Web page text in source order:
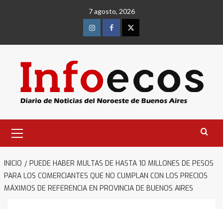
7 agosto, 2026
InstagramFacebookTwitter
primario
INICIO
PUEDE HABER MULTAS DE HASTA 10 MILLONES DE PESOS
PARA LOS COMERCIANTES QUE NO CUMPLAN CON LOS PRECIOS
MÁXIMOS DE REFERENCIA EN PROVINCIA DE BUENOS AIRES